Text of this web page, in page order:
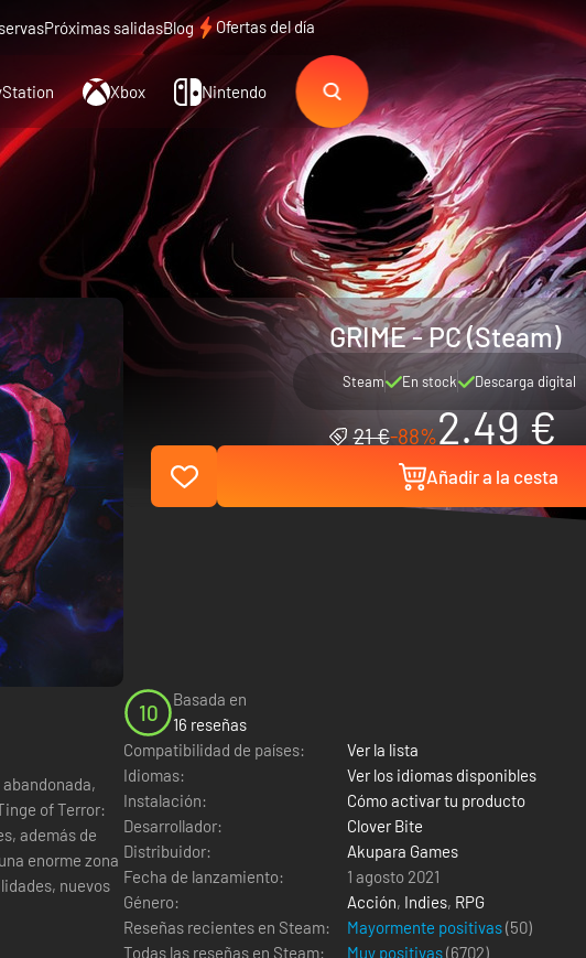
Próximas salidasBlog Ofertas del día
Xbox Nintendo
GRIME - PC (Steam)
Steam En stock Descarga digital
21 €-88%2.49 €
Añadir a la cesta
of Terror:
además de
enorme zona
nuevos
10
Basada en
16 reseñas
Compatibilidad de países:
Ver la lista
Idiomas:
Ver los idiomas disponibles
Instalación:
Cómo activar tu producto
Desarrollador:
Clover Bite
Distribuidor:
Akupara Games
Fecha de lanzamiento:
1 agosto 2021
Género:
Acción, Indies, RPG
Reseñas recientes en Steam:
Mayormente positivas(50)
Todas las reseñas en Steam:
Muy positivas(6702)